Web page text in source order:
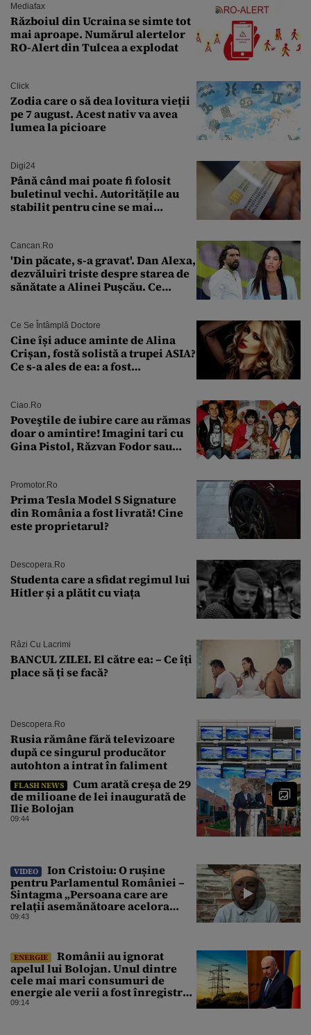
Mediafax
Războiul din Ucraina se simte tot
mai aproape. Numărul alertelor
RO-Alert din Tulcea a explodat
Click
Zodia care o să dea lovitura vieții
pe 7 august. Acest nativ va avea
lumea la picioare
Digi24
Până când mai poate fi folosit
buletinul vechi. Autoritățile au
stabilit pentru cine se mai
Cancan.ro
'Din păcate, s-a gravat'. Dan Alexa,
dezvăluiri triste despre starea de
sănătate a Alinei Pușcău. Ce
Ce Se Întâmplă Doctore
Cine își aduce aminte de Alina
Crișan, fostă solistă a trupei ASIA?
Ce s-a ales de ea: a fost
Ciao.ro
Poveştile de iubire care au rămas
doar o amintire! Imagini tari cu
Gina Pistol, Răzvan Fodor sau
Promotor.ro
Prima Tesla Model S Signature
din România a fost livrată! Cine
este proprietarul?
Descopera.ro
Studenta care a sfidat regimul lui
Hitler și a plătit cu viața
Râzi Cu Lacrimi
BANCUL ZILEI. El către ea: – Ce îți
place să ți se facă?
Descopera.ro
Rusia rămâne fără televizoare
după ce singurul producător
autohton a intrat în faliment
FLASH NEWS
Cum arată creșa de 29
de milioane de lei inaugurată de
Ilie Bolojan
09:44
VIDEO
Ion Cristoiu: O rușine
pentru Parlamentul României –
Sintagma „Persoana care are
relații asemănătoare acelora
dintre soți” din Legea ANI
09:43
ENERGIE
Românii au ignorat
apelul lui Bolojan. Unul dintre
cele mai mari consumuri de
energie ale verii a fost înregistrat
miercuri seara
09:14